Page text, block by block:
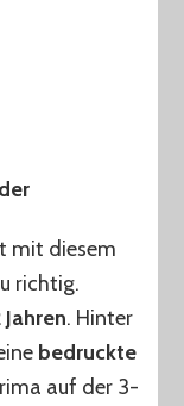
mit diesem
richtig.
Jahren. Hinter
bedruckte
auf der 3-